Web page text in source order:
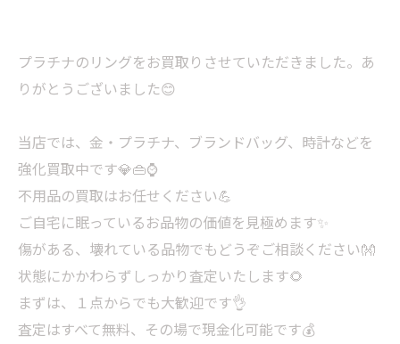
プラチナのリングをお買取りさせていただきました。あ
りがとうございました😊
当店では、金・プラチナ、ブランドバッグ、時計などを
強化買取中です💎👜⌚
不用品の買取はお任せください💪
ご自宅に眠っているお品物の価値を見極めます✨
傷がある、壊れている品物でもどうぞご相談ください👐
状態にかかわらずしっかり査定いたします🌻
まずは、１点からでも大歓迎です👌
査定はすべて無料、その場で現金化可能です💰